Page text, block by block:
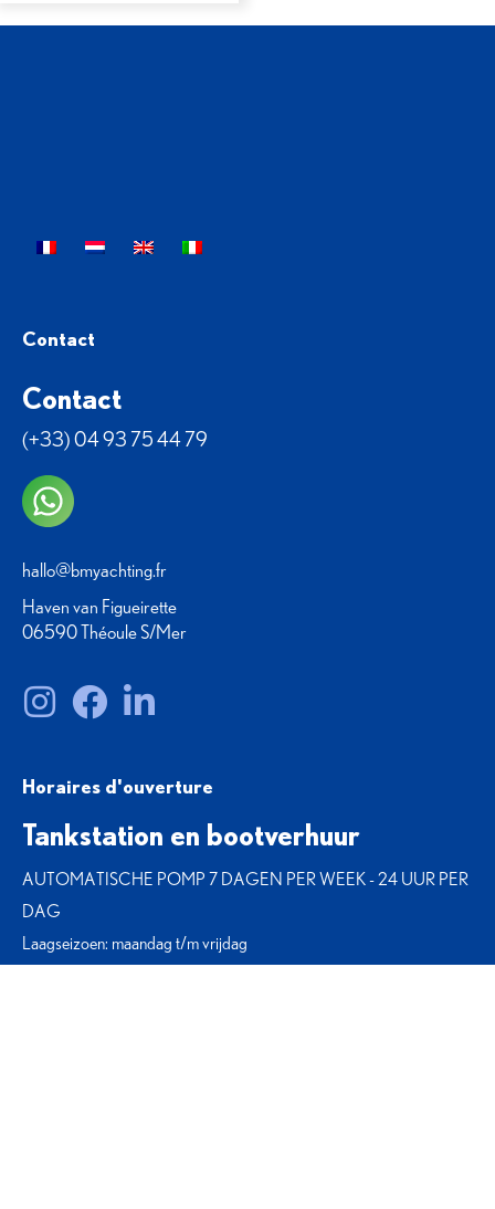
Contact
Contact
(+33) 04 93 75 44 79
hallo@bmyachting.fr
Haven van Figueirette
06590 Théoule S/Mer
Horaires d'ouverture
Tankstation en bootverhuur
AUTOMATISCHE POMP 7 DAGEN PER WEEK - 24 UUR PER
DAG
Laagseizoen: maandag t/m vrijdag